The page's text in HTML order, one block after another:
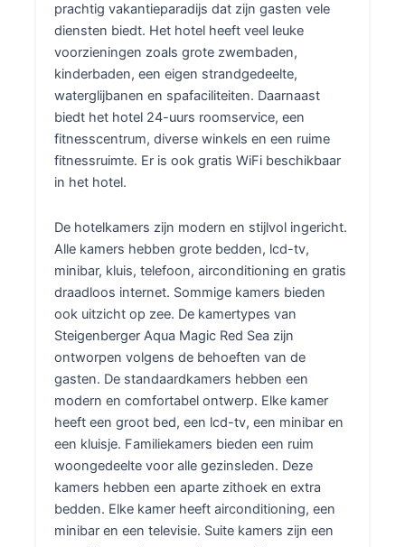
prachtig vakantieparadijs dat zijn gasten vele
diensten biedt. Het hotel heeft veel leuke
voorzieningen zoals grote zwembaden,
kinderbaden, een eigen strandgedeelte,
waterglijbanen en spafaciliteiten. Daarnaast
biedt het hotel 24-uurs roomservice, een
fitnesscentrum, diverse winkels en een ruime
fitnessruimte. Er is ook gratis WiFi beschikbaar
in het hotel.
De hotelkamers zijn modern en stijlvol ingericht.
Alle kamers hebben grote bedden, lcd-tv,
minibar, kluis, telefoon, airconditioning en gratis
draadloos internet. Sommige kamers bieden
ook uitzicht op zee. De kamertypes van
Steigenberger Aqua Magic Red Sea zijn
ontworpen volgens de behoeften van de
gasten. De standaardkamers hebben een
modern en comfortabel ontwerp. Elke kamer
heeft een groot bed, een lcd-tv, een minibar en
een kluisje. Familiekamers bieden een ruim
woongedeelte voor alle gezinsleden. Deze
kamers hebben een aparte zithoek en extra
bedden. Elke kamer heeft airconditioning, een
minibar en een televisie. Suite kamers zijn een